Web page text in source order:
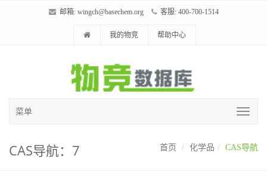
邮箱: wingch@basechem.org 客服: 400-700-1514
我的物竞 帮助中心
菜单
CAS导航：7 首页 化学品 CAS导航